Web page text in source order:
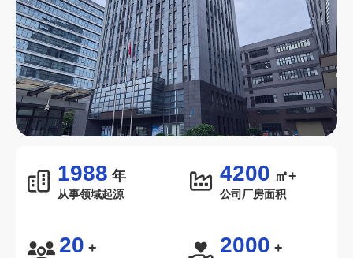
1988 年
从事领域起源
4200 ㎡+
公司厂房面积
20 + 2000 +